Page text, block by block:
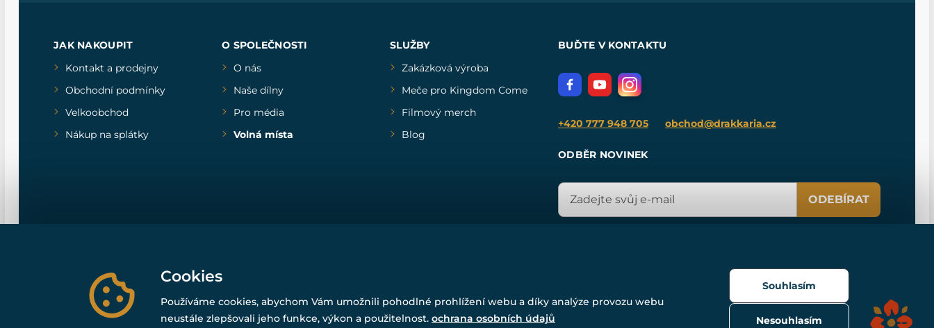
JAK NAKOUPIT
Kontakt a prodejny
Obchodní podmínky
Velkoobchod
Nákup na splátky
O SPOLEČNOSTI
O nás
Naše dílny
Pro média
Volná místa
SLUŽBY
Zakázková výroba
Meče pro Kingdom Come
Filmový merch
Blog
BUĎTE V KONTAKTU
+420 777 948 705 obchod@drakkaria.cz
ODBĚR NOVINEK
ODEBÍRAT
Powered bySimplia.cz, protected by reCAPTCHA.
Cookies
Používáme cookies, abychom Vám umožnili pohodlné prohlížení webu a díky analýze provozu webu
neustále zlepšovali jeho funkce, výkon a použitelnost. ochrana osobních údajů Nesouhlasím
Souhlasím